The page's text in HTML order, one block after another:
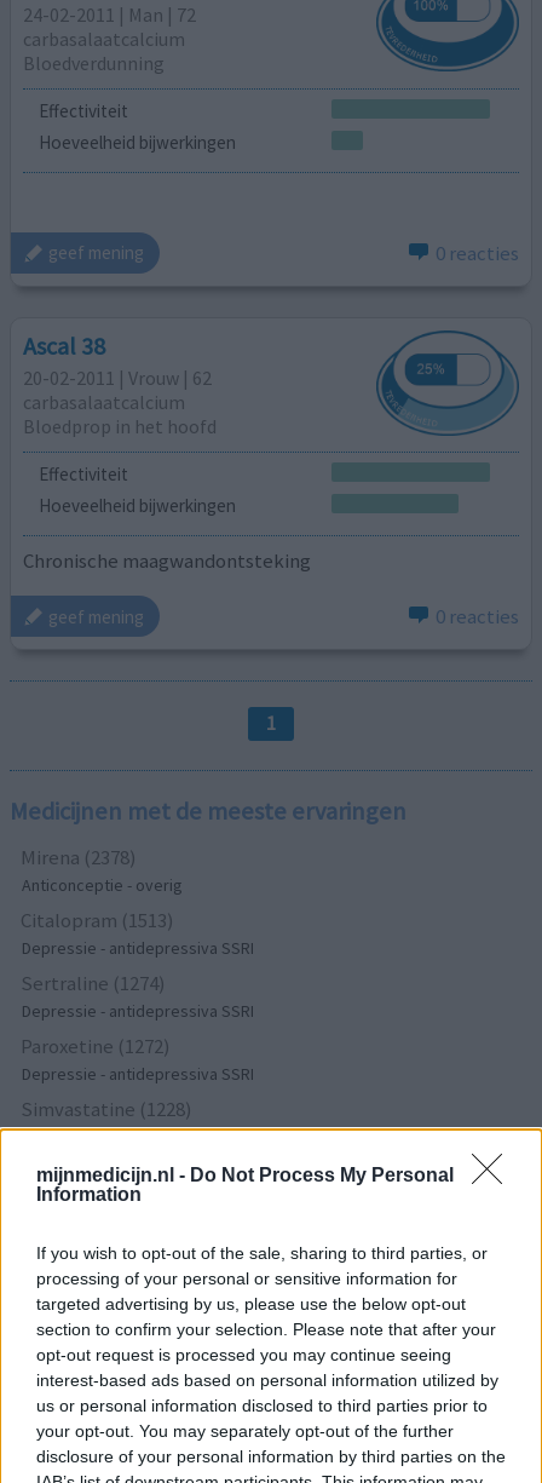
mijnmedicijn.nl - Do Not Process My Personal
Information
If you wish to opt-out of the sale, sharing to third parties, or
processing of your personal or sensitive information for
targeted advertising by us, please use the below opt-out
section to confirm your selection. Please note that after your
opt-out request is processed you may continue seeing
interest-based ads based on personal information utilized by
us or personal information disclosed to third parties prior to
your opt-out. You may separately opt-out of the further
disclosure of your personal information by third parties on the
24-02-2011 | Man | 72
carbasalaatcalcium
Bloedverdunning
Effectiviteit
Hoeveelheid bijwerkingen
geef mening 0 reacties
Ascal 38
20-02-2011 | Vrouw | 62
carbasalaatcalcium
Bloedprop in het hoofd
Effectiviteit
Hoeveelheid bijwerkingen
Chronische maagwandontsteking
geef mening 0 reacties
1
Medicijnen met de meeste ervaringen
Mirena (2378)
Anticonceptie - overig
Citalopram (1513)
Depressie - antidepressiva SSRI
Sertraline (1274)
Depressie - antidepressiva SSRI
Paroxetine (1272)
Depressie - antidepressiva SSRI
Simvastatine (1228)
Cholesterol
Champix (1187)
Verslavingsziekten
Depressie - antidepressiva overig
Tramadol (939)
Pijn - morfine-achtigen
Thyrax Duotab (882)
Schildklier - hypothyroidie (traagwerkend)
Omeprazol (848)
Maagzuur - protonpompremmers